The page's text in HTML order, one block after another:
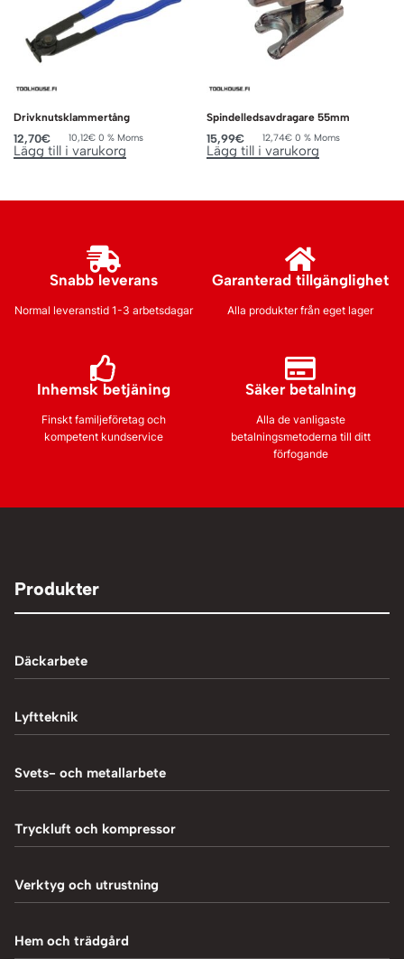
Drivknutsklammertång
12,70€ 10,12€ 0 % Moms
Lägg till i varukorg
Spindelledsavdragare 55mm
15,99€ 12,74€ 0 % Moms
Lägg till i varukorg
Snabb leverans
Normal leveranstid 1-3 arbetsdagar
Garanterad tillgänglighet
Alla produkter från eget lager
Inhemsk betjäning
Finskt familjeföretag och
kompetent kundservice
Säker betalning
Alla de vanligaste
betalningsmetoderna till ditt
förfogande
Produkter
Däckarbete
Balanseringsmaskiner
Chockluftare
Däckmaskiner
Däckventiler
Lyftteknik
1-Pelarlyft
4-Pelarlyft
Saxlyft - Låglyft
Svets- och metallarbete
Induktionsvärmare
MIG-svetsning
Plasmaskärning
Tryckluft och kompressor
Blästring
Verktyg och utrustning
Batteriladdare
Hem och trädgård